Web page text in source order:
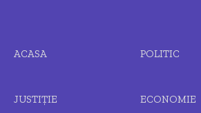
ACASA POLITIC
JUSTIȚIE ECONOMIE